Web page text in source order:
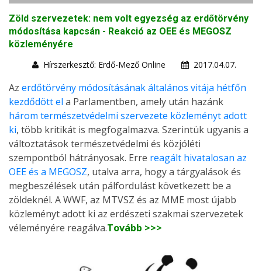
Zöld szervezetek: nem volt egyezség az erdőtörvény
módosítása kapcsán - Reakció az OEE és MEGOSZ
közleményére
Hírszerkesztő: Erdő-Mező Online
2017.04.07.
Az erdőtörvény módosításának általános vitája hétfőn
kezdődött el a Parlamentben, amely után hazánk
három természetvédelmi szervezete közleményt adott
ki, több kritikát is megfogalmazva. Szerintük ugyanis a
változtatások természetvédelmi és közjóléti
szempontból hátrányosak. Erre reagált hivatalosan az
OEE és a MEGOSZ, utalva arra, hogy a tárgyalások és
megbeszélések után pálfordulást következett be a
zöldeknél. A WWF, az MTVSZ és az MME most újabb
közleményt adott ki az erdészeti szakmai szervezetek
véleményére reagálva.Tovább >>>